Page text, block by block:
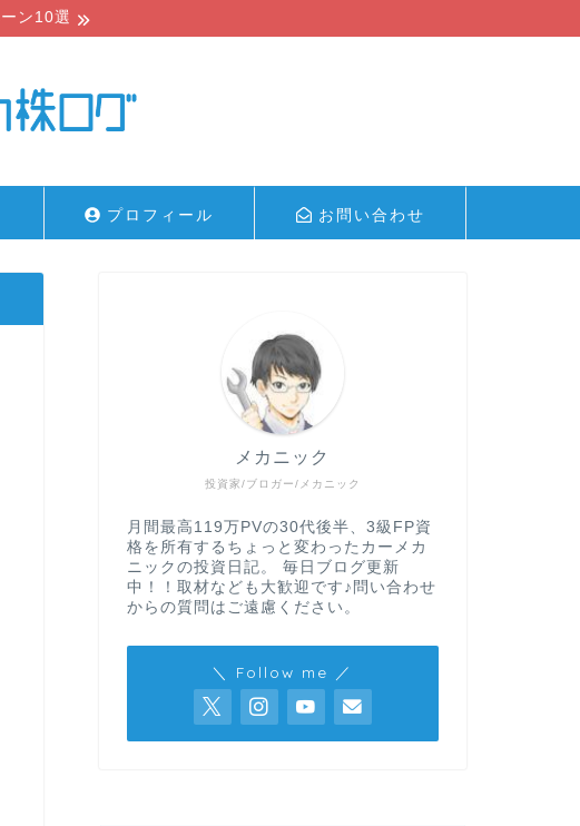
ン10選
プロフィール お問い合わせ
投資家/ブロガー/メカニック
メカニック
月間最高119万PVの30代後半、3級FP資
格を所有するちょっと変わったカーメカ
ニックの投資日記。 毎日ブログ更新
中！！取材なども大歓迎です♪問い合わせ
からの質問はご遠慮ください。
＼ Follow me ／